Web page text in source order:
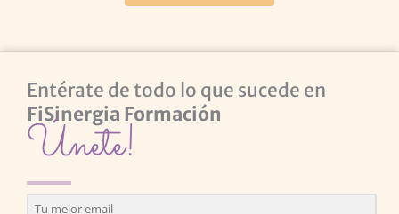
Entérate de todo lo que sucede en
FiSinergia Formación
Únete!